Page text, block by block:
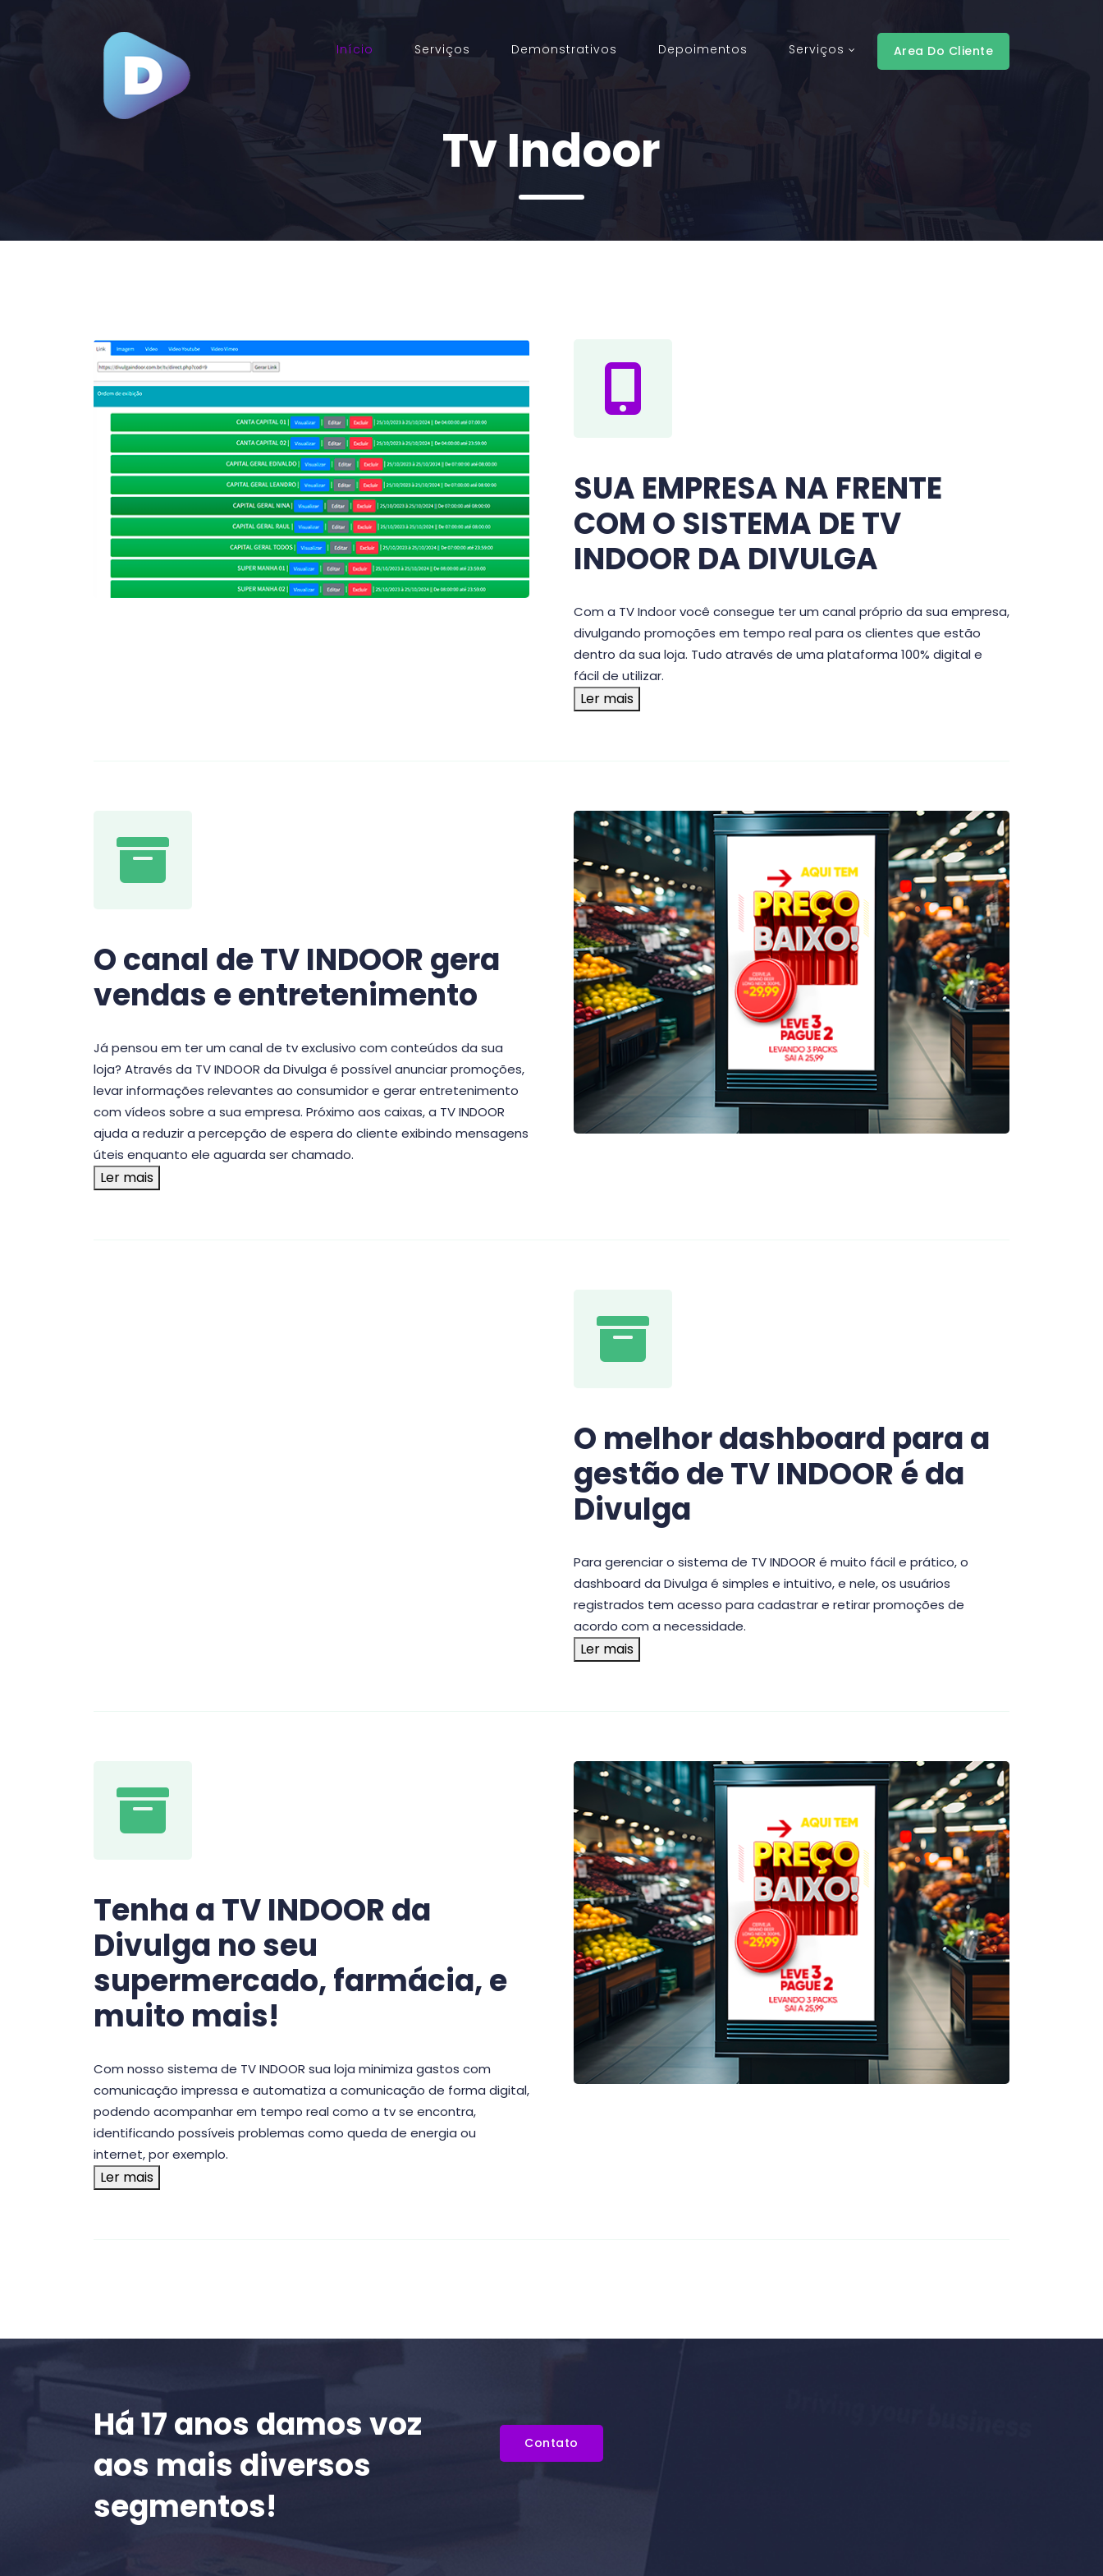
Início Serviços Demonstrativos Depoimentos Serviços Area Do Cliente
Tv Indoor
SUA EMPRESA NA FRENTE
COM O SISTEMA DE TV
INDOOR DA DIVULGA
Com a TV Indoor você consegue ter um canal próprio da sua empresa,
divulgando promoções em tempo real para os clientes que estão
dentro da sua loja. Tudo através de uma plataforma 100% digital e
fácil de utilizar.
Ler mais
O canal de TV INDOOR gera
vendas e entretenimento
Já pensou em ter um canal de tv exclusivo com conteúdos da sua
loja? Através da TV INDOOR da Divulga é possível anunciar promoções,
levar informações relevantes ao consumidor e gerar entretenimento
com vídeos sobre a sua empresa. Próximo aos caixas, a TV INDOOR
ajuda a reduzir a percepção de espera do cliente exibindo mensagens
úteis enquanto ele aguarda ser chamado.
Ler mais
O melhor dashboard para a
gestão de TV INDOOR é da
Divulga
Para gerenciar o sistema de TV INDOOR é muito fácil e prático, o
dashboard da Divulga é simples e intuitivo, e nele, os usuários
registrados tem acesso para cadastrar e retirar promoções de
acordo com a necessidade.
Ler mais
Tenha a TV INDOOR da
Divulga no seu
supermercado, farmácia, e
muito mais!
Com nosso sistema de TV INDOOR sua loja minimiza gastos com
comunicação impressa e automatiza a comunicação de forma digital,
podendo acompanhar em tempo real como a tv se encontra,
identificando possíveis problemas como queda de energia ou
internet, por exemplo.
Ler mais
Há 17 anos damos voz
aos mais diversos
segmentos!
Contato